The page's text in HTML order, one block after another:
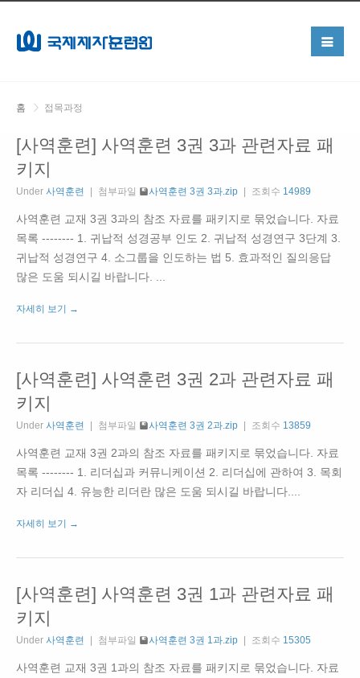
홈 접목과정
[사역훈련] 사역훈련 3권 3과 관련자료 패
키지
Under 사역훈련 첨부파일 사역훈련 3권 3과.zip 조회수 14989
사역훈련 교재 3권 3과의 참조 자료를 패키지로 묶었습니다. 자료
목록 -------- 1. 귀납적 성경공부 인도 2. 귀납적 성경연구 3단계 3.
귀납적 성경연구 4. 소그룹을 인도하는 법 5. 효과적인 질의응답
많은 도움 되시길 바랍니다. ...
자세히 보기 →
[사역훈련] 사역훈련 3권 2과 관련자료 패
키지
Under 사역훈련 첨부파일 사역훈련 3권 2과.zip 조회수 13859
사역훈련 교재 3권 2과의 참조 자료를 패키지로 묶었습니다. 자료
목록 -------- 1. 리더십과 커뮤니케이션 2. 리더십에 관하여 3. 목회
자 리더십 4. 유능한 리더란 많은 도움 되시길 바랍니다....
자세히 보기 →
[사역훈련] 사역훈련 3권 1과 관련자료 패
키지
Under 사역훈련 첨부파일 사역훈련 3권 1과.zip 조회수 15305
사역훈련 교재 3권 1과의 참조 자료를 패키지로 묶었습니다. 자료